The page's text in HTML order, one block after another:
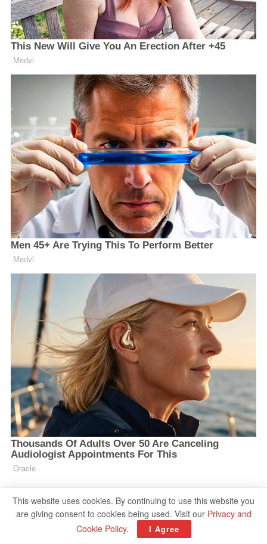
This website uses cookies. By continuing to use this website you
are giving consent to cookies being used. Visit our Privacy and
Cookie Policy. I Agree